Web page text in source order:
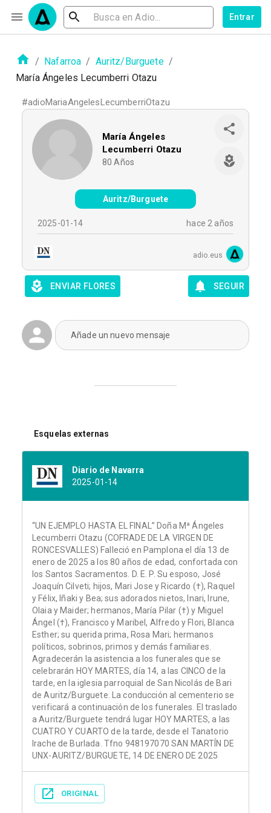
Entrar
/ Nafarroa / Auritz/Burguete /
María Ángeles Lecumberri Otazu
#adioMariaAngelesLecumberriOtazu
María Ángeles
Lecumberri Otazu
80 Años
Auritz/Burguete
2025-01-14 hace 2 años
adio.eus
ENVIAR FLORES SEGUIR
Añade un nuevo mensaje
Esquelas externas
Diario de Navarra
2025-01-14
“UN EJEMPLO HASTA EL FINAL” Doña Mª Ángeles
Lecumberri Otazu (COFRADE DE LA VIRGEN DE
RONCESVALLES) Falleció en Pamplona el día 13 de
enero de 2025 a los 80 años de edad, confortada con
los Santos Sacramentos. D. E. P. Su esposo, José
Joaquín Cilveti; hijos, Mari Jose y Ricardo (†), Raquel
y Félix, Iñaki y Bea; sus adorados nietos, Inari, Irune,
Olaia y Maider; hermanos, María Pilar (†) y Miguel
Ángel (†), Francisco y Maribel, Alfredo y Flori, Blanca
Esther; su querida prima, Rosa Mari; hermanos
políticos, sobrinos, primos y demás familiares.
Agradecerán la asistencia a los funerales que se
celebrarán HOY MARTES, día 14, a las CINCO de la
tarde, en la iglesia parroquial de San Nicolás de Bari
de Auritz/Burguete. La conducción al cementerio se
verificará a continuación de los funerales. El traslado
a Auritz/Burguete tendrá lugar HOY MARTES, a las
CUATRO Y CUARTO de la tarde, desde el Tanatorio
Irache de Burlada. Tfno 948197070 SAN MARTÍN DE
UNX-AURITZ/BURGUETE, 14 DE ENERO DE 2025
ORIGINAL